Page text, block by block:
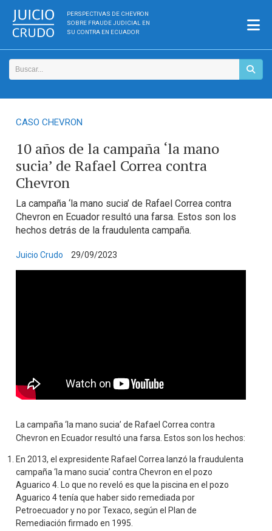
PERSPECTIVAS DE CHEVRON
SOBRE FRAUDE JUDICIAL EN
SU CONTRA EN ECUADOR
CASO CHEVRON
10 años de la campaña ‘la mano
sucia’ de Rafael Correa contra
Chevron
La campaña ‘la mano sucia’ de Rafael Correa contra
Chevron en Ecuador resultó una farsa. Estos son los
hechos detrás de la fraudulenta campaña.
Juicio Crudo 29/09/2023
La campaña ‘la mano sucia’ de Rafael Correa contra
Chevron en Ecuador resultó una farsa. Estos son los hechos:
En 2013, el expresidente Rafael Correa lanzó la fraudulenta
campaña ‘la mano sucia’ contra Chevron en el pozo
Aguarico 4. Lo que no reveló es que la piscina en el pozo
Aguarico 4 tenía que haber sido remediada por
Petroecuador y no por Texaco, según el Plan de
Remediación firmado en 1995.